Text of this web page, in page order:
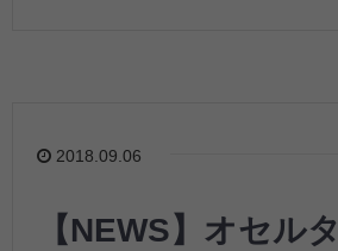
2018.09.06
【NEWS】オセル